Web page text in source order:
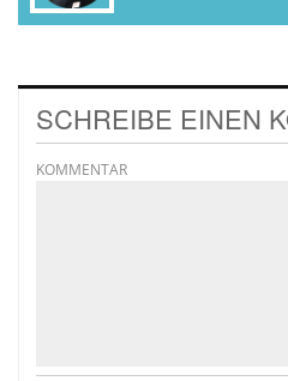
SCHREIBE EINEN
KOMMENTAR